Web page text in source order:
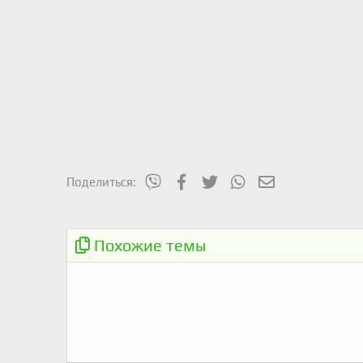
Поделиться: mes_viberFacebook
TwitterWhatsAppЭлектронная
Похожие темы